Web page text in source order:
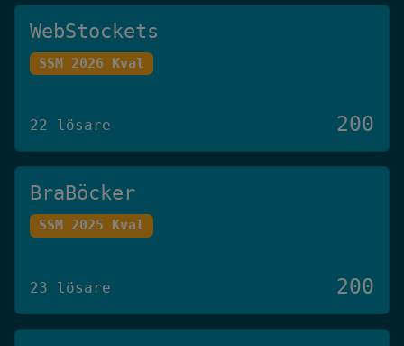
WebStockets
SSM 2026 Kval
22 lösare 200
BraBöcker
SSM 2025 Kval
23 lösare 200